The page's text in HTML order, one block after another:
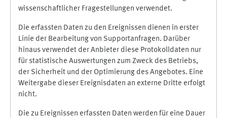
wissenschaftlicher Fragestellungen verwendet.
Die erfassten Daten zu den Ereignissen dienen in erster
Linie der Bearbeitung von Supportanfragen. Darüber
hinaus verwendet der Anbieter diese Protokolldaten nur
für statistische Auswertungen zum Zweck des Betriebs,
der Sicherheit und der Optimierung des Angebotes. Eine
Weitergabe dieser Ereignisdaten an externe Dritte erfolgt
nicht.
Die zu Ereignissen erfassten Daten werden für eine Dauer